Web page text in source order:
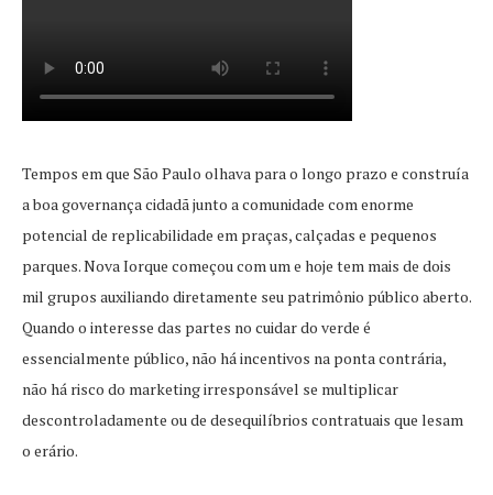
Tempos em que São Paulo olhava para o longo prazo e construía
a boa governança cidadã junto a comunidade com enorme
potencial de replicabilidade em praças, calçadas e pequenos
parques. Nova Iorque começou com um e hoje tem mais de dois
mil grupos auxiliando diretamente seu patrimônio público aberto.
Quando o interesse das partes no cuidar do verde é
essencialmente público, não há incentivos na ponta contrária,
não há risco do marketing irresponsável se multiplicar
descontroladamente ou de desequilíbrios contratuais que lesam
o erário.